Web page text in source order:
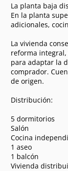
La planta baja
En la planta
adicionales,
La vivienda
reforma
para adaptar la
comprador.
de origen.
Distribución:
5 dormitorios
Salón
Cocina
1 aseo
1 balcón
Vivienda